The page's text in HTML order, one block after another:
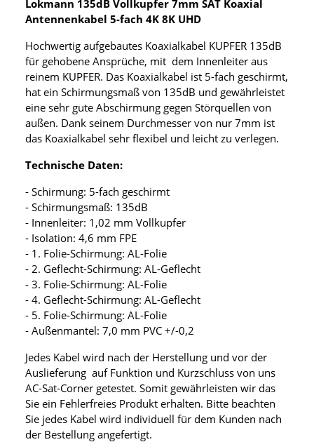
Lokmann 135dB Vollkupfer 7mm SAT Koaxial
Antennenkabel 5-fach 4K 8K UHD
Hochwertig aufgebautes Koaxialkabel KUPFER 135dB
für gehobene Ansprüche, mit dem Innenleiter aus
reinem KUPFER. Das Koaxialkabel ist 5-fach geschirmt,
hat ein Schirmungsmaß von 135dB und gewährleistet
eine sehr gute Abschirmung gegen Störquellen von
außen. Dank seinem Durchmesser von nur 7mm ist
das Koaxialkabel sehr flexibel und leicht zu verlegen.
Technische Daten:
- Schirmung: 5-fach geschirmt
- Schirmungsmaß: 135dB
- Innenleiter: 1,02 mm Vollkupfer
- Isolation: 4,6 mm FPE
- 1. Folie-Schirmung: AL-Folie
- 2. Geflecht-Schirmung: AL-Geflecht
- 3. Folie-Schirmung: AL-Folie
- 4. Geflecht-Schirmung: AL-Geflecht
- 5. Folie-Schirmung: AL-Folie
- Außenmantel: 7,0 mm PVC +/-0,2
Jedes Kabel wird nach der Herstellung und vor der
Auslieferung auf Funktion und Kurzschluss von uns
AC-Sat-Corner getestet. Somit gewährleisten wir das
Sie ein Fehlerfreies Produkt erhalten. Bitte beachten
Sie jedes Kabel wird individuell für dem Kunden nach
der Bestellung angefertigt.